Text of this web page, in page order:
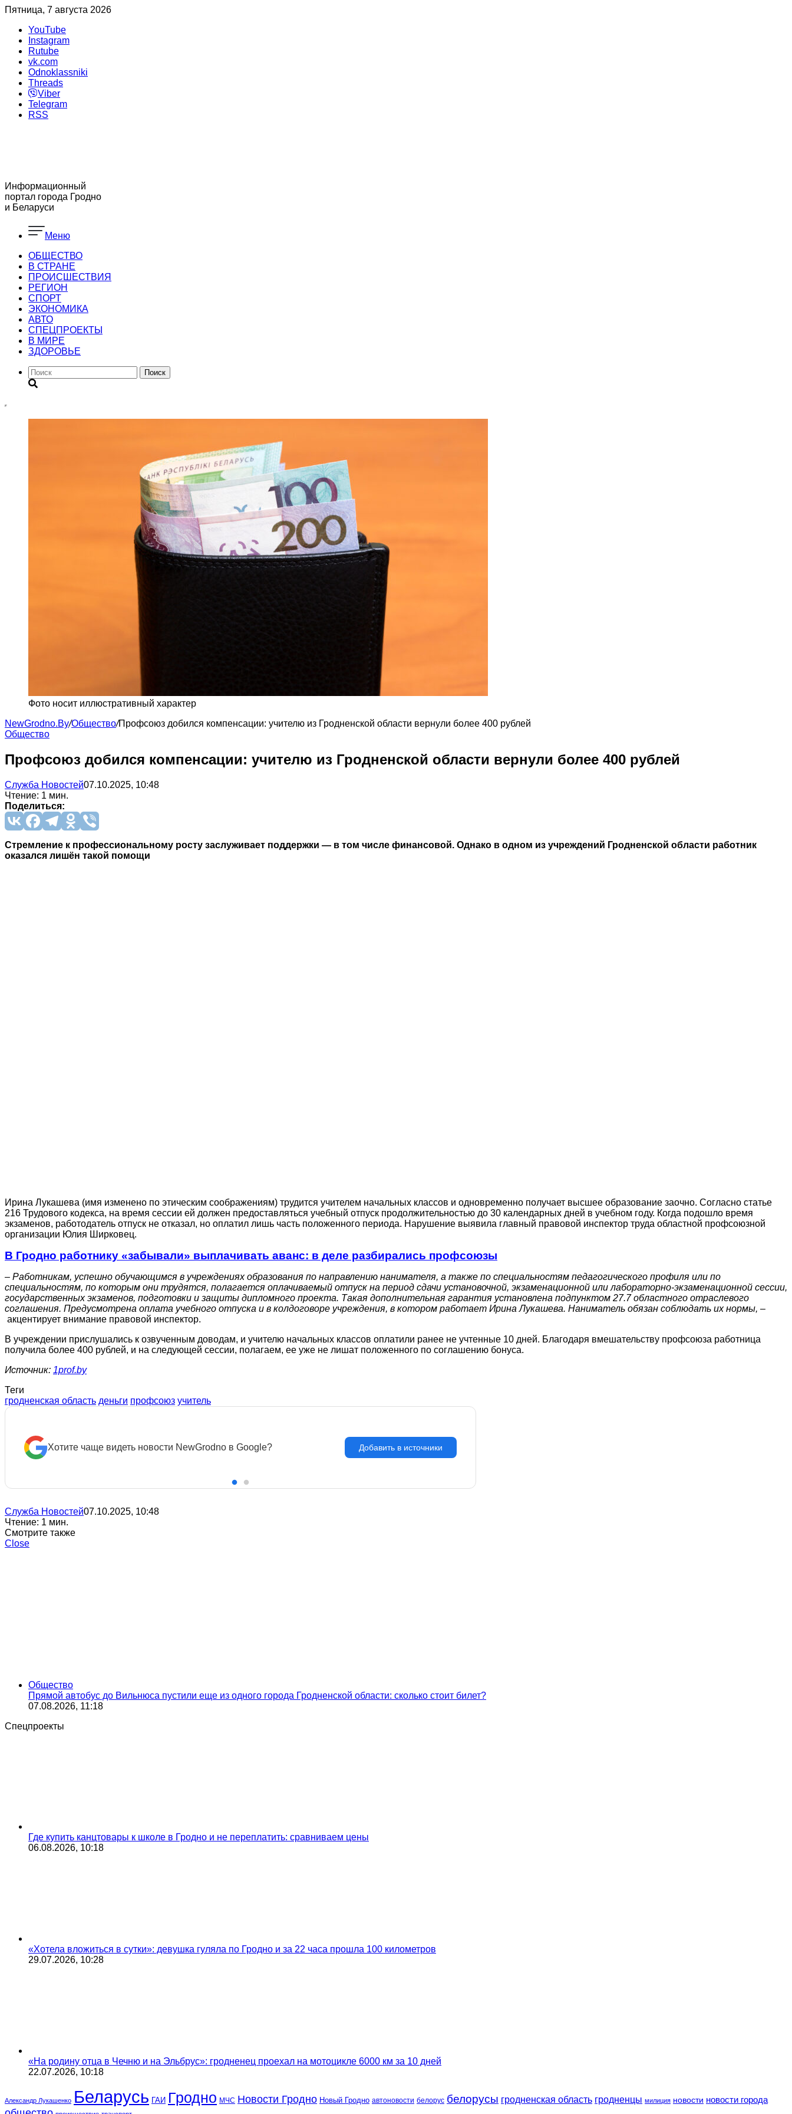
Пятница, 7 августа 2026
YouTube
Instagram
Rutube
vk.com
Odnoklassniki
Threads
Viber
Telegram
RSS
Информационный
портал города Гродно
и Беларуси
Меню
ОБЩЕСТВО
В СТРАНЕ
ПРОИСШЕСТВИЯ
РЕГИОН
CПОРТ
ЭКОНОМИКА
АВТО
СПЕЦПРОЕКТЫ
В МИРЕ
ЗДОРОВЬЕ
Поиск
Фото носит иллюстративный характер
NewGrodno.By/Общество/Профсоюз добился компенсации: учителю из Гродненской области вернули более 400 рублей
Общество
Профсоюз добился компенсации: учителю из Гродненской области вернули более 400 рублей
Служба Новостей07.10.2025, 10:48
Чтение: 1 мин.
Поделиться:
Стремление к профессиональному росту заслуживает поддержки — в том числе финансовой. Однако в одном из учреждений Гродненской области работник
оказался лишён такой помощи
Ирина Лукашева (имя изменено по этическим соображениям) трудится учителем начальных классов и одновременно получает высшее образование заочно. Согласно статье
216 Трудового кодекса, на время сессии ей должен предоставляться учебный отпуск продолжительностью до 30 календарных дней в учебном году. Когда подошло время
экзаменов, работодатель отпуск не отказал, но оплатил лишь часть положенного периода. Нарушение выявила главный правовой инспектор труда областной профсоюзной
организации Юлия Ширковец.
В Гродно работнику «забывали» выплачивать аванс: в деле разбирались профсоюзы
– Работникам, успешно обучающимся в учреждениях образования по направлению нанимателя, а также по специальностям педагогического профиля или по
специальностям, по которым они трудятся, полагается оплачиваемый отпуск на период сдачи установочной, экзаменационной или лабораторно-экзаменационной сессии,
государственных экзаменов, подготовки и защиты дипломного проекта. Такая дополнительная гарантия установлена подпунктом 27.7 областного отраслевого
соглашения. Предусмотрена оплата учебного отпуска и в колдоговоре учреждения, в котором работает Ирина Лукашева. Наниматель обязан соблюдать их нормы, –
акцентирует внимание правовой инспектор.
В учреждении прислушались к озвученным доводам, и учителю начальных классов оплатили ранее не учтенные 10 дней. Благодаря вмешательству профсоюза работница
получила более 400 рублей, и на следующей сессии, полагаем, ее уже не лишат положенного по соглашению бонуса.
Источник: 1prof.by
Теги
гродненская область деньги профсоюз учитель
Хотите чаще видеть новости NewGrodno в Google? Добавить в источники
Служба Новостей07.10.2025, 10:48
Чтение: 1 мин.
Смотрите также
Close
Общество
Прямой автобус до Вильнюса пустили еще из одного города Гродненской области: сколько стоит билет?
07.08.2026, 11:18
Спецпроекты
Где купить канцтовары к школе в Гродно и не переплатить: сравниваем цены
06.08.2026, 10:18
«Хотела вложиться в сутки»: девушка гуляла по Гродно и за 22 часа прошла 100 километров
29.07.2026, 10:28
«На родину отца в Чечню и на Эльбрус»: гродненец проехал на мотоцикле 6000 км за 10 дней
22.07.2026, 10:18
Александр Лукашенко Беларусь ГАИ Гродно МЧС Новости Гродно Новый Гродно автоновости белорус белорусы гродненская область гродненцы милиция новости новости города